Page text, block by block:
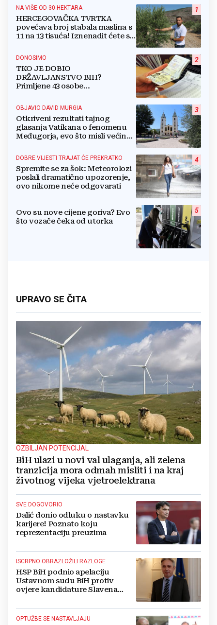
1
NA VIŠE OD 30 HEKTARA
HERCEGOVAČKA TVRTKA
povećava broj stabala maslina s
11 na 13 tisuća! Iznenadit ćete se
2
DONOSIMO
TKO JE DOBIO
DRŽAVLJANSTVO BIH?
Primljene 43 osobe...
3
OBJAVIO DAVID MURGIA
Otkriveni rezultati tajnog
glasanja Vatikana o fenomenu
Međugorja, evo što misli većina
4
DOBRE VIJESTI TRAJAT ĆE PREKRATKO
Spremite se za šok: Meteorolozi
poslali dramatično upozorenje,
ovo nikome neće odgovarati
5
Ovo su nove cijene goriva? Evo
što vozače čeka od utorka
UPRAVO SE ČITA
OZBILJAN POTENCIJAL
BiH ulazi u novi val ulaganja, ali zelena
tranzicija mora odmah misliti i na kraj
životnog vijeka vjetroelektrana
SVE DOGOVORIO
Dalić donio odluku o nastavku
karijere! Poznato koju
reprezentaciju preuzima
ISCRPNO OBRAZLOŽILI RAZLOGE
HSP BiH podnio apelaciju
Ustavnom sudu BiH protiv
ovjere kandidature Slavena
OPTUŽBE SE NASTAVLJAJU